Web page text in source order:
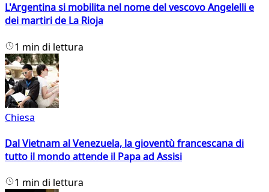
L'Argentina si mobilita nel nome del vescovo Angelelli e
dei martiri de La Rioja
1 min di lettura
Chiesa
Dal Vietnam al Venezuela, la gioventù francescana di
tutto il mondo attende il Papa ad Assisi
1 min di lettura